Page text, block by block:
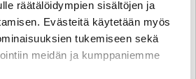
räätälöidympien sisältöjen ja
Evästeitä käytetään myös
tukemiseen sekä
meidän ja kumppaniemme
oulu
WHATSAPP